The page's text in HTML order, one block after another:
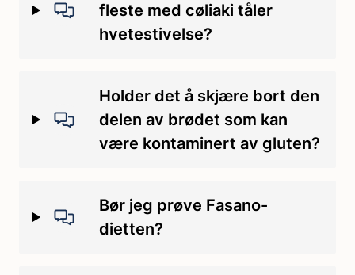
fleste med cøliaki tåler
hvetestivelse?
Holder det å skjære bort den
delen av brødet som kan
være kontaminert av gluten?
Bør jeg prøve Fasano-
dietten?